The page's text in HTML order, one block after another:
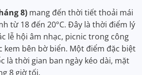
8) mang đến thời tiết thoải mái
từ 18 đến 20°C. Đây là thời điểm lý
lễ hội âm nhạc, picnic trong công
bên bờ biển. Một điểm đặc biệt
là thời gian ban ngày kéo dài, mặt
8 giờ tối.